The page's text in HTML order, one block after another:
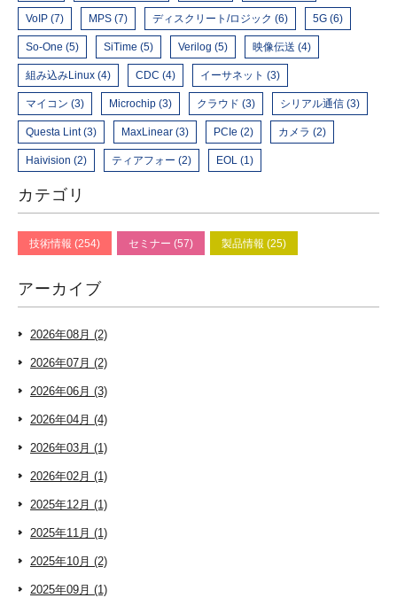
VoIP (7) MPS (7) ディスクリート/ロジック (6) 5G (6)
So-One (5) SiTime (5) Verilog (5) 映像伝送 (4)
組み込みLinux (4) CDC (4) イーサネット (3)
マイコン (3) Microchip (3) クラウド (3) シリアル通信 (3)
Questa Lint (3) MaxLinear (3) PCIe (2) カメラ (2)
Haivision (2) ティアフォー (2) EOL (1)
カテゴリ
技術情報 (254) セミナー (57) 製品情報 (25)
アーカイブ
2026年08月 (2)
2026年07月 (2)
2026年06月 (3)
2026年04月 (4)
2026年03月 (1)
2026年02月 (1)
2025年12月 (1)
2025年11月 (1)
2025年10月 (2)
2025年09月 (1)